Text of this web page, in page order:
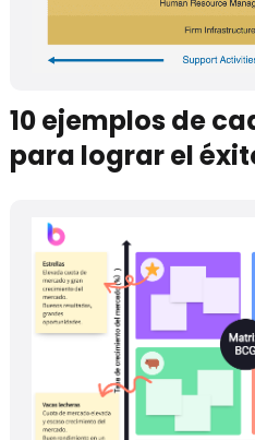
10 ejemplos de
para lograr el